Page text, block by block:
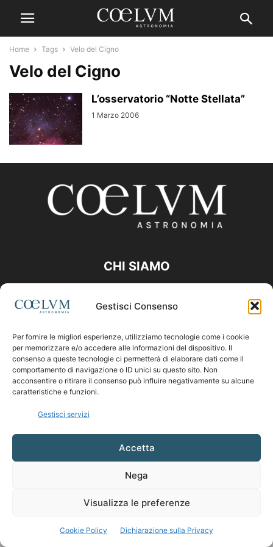
Gestisci Consenso
Per fornire le migliori esperienze, utilizziamo tecnologie come i cookie
per memorizzare e/o accedere alle informazioni del dispositivo. Il
consenso a queste tecnologie ci permetterà di elaborare dati come il
comportamento di navigazione o ID unici su questo sito. Non
acconsentire o ritirare il consenso può influire negativamente su alcune
caratteristiche e funzioni.
Gestisci servizi
Accetta
Nega
Visualizza le preferenze
Cookie Policy Dichiarazione sulla Privacy
Home Tags Velo del Cigno
Velo del Cigno
L’osservatorio “Notte Stellata”
1 Marzo 2006
CHI SIAMO
Contattaci:coelumastro@coelum.com
SEGUICI